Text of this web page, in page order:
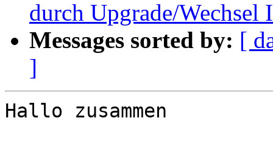
durch Upgrade/
Messages sorted by: [
]
Hallo zusammen